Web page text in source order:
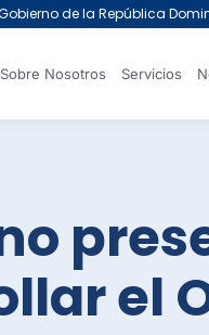
Sobre Nosotros Servicios
el